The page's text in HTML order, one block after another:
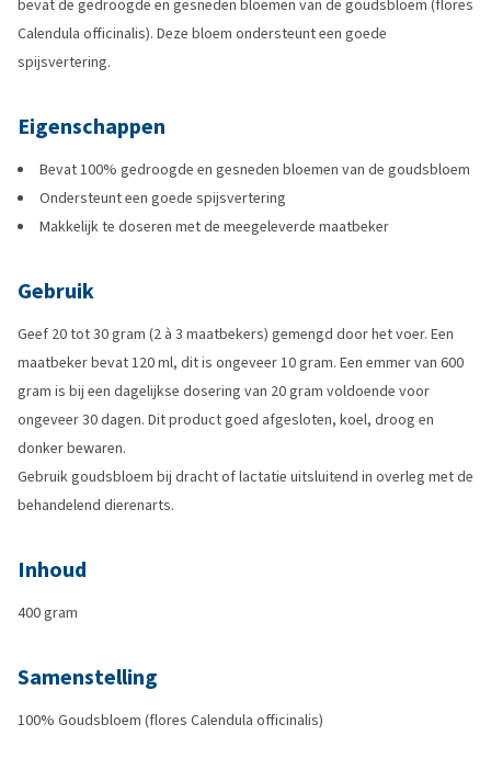
bevat de gedroogde en gesneden bloemen van de goudsbloem (flores
Calendula officinalis). Deze bloem ondersteunt een goede
spijsvertering.
Eigenschappen
Bevat 100% gedroogde en gesneden bloemen van de goudsbloem
Ondersteunt een goede spijsvertering
Makkelijk te doseren met de meegeleverde maatbeker
Gebruik
Geef 20 tot 30 gram (2 à 3 maatbekers) gemengd door het voer. Een
maatbeker bevat 120 ml, dit is ongeveer 10 gram. Een emmer van 600
gram is bij een dagelijkse dosering van 20 gram voldoende voor
ongeveer 30 dagen. Dit product goed afgesloten, koel, droog en
donker bewaren.
Gebruik goudsbloem bij dracht of lactatie uitsluitend in overleg met de
behandelend dierenarts.
Inhoud
400 gram
Samenstelling
100% Goudsbloem (flores Calendula officinalis)